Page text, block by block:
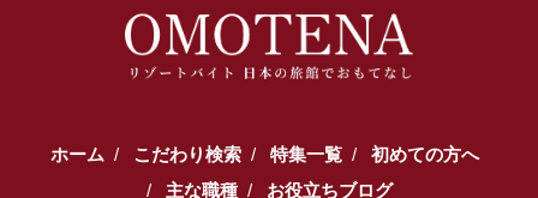
ホーム こだわり検索 特集一覧
初めての方へ
主な職種
お役立ちブログ